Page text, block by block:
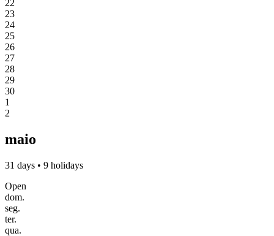
22
23
24
25
26
27
28
29
30
1
2
maio
31 days • 9 holidays
Open
dom.
seg.
ter.
qua.